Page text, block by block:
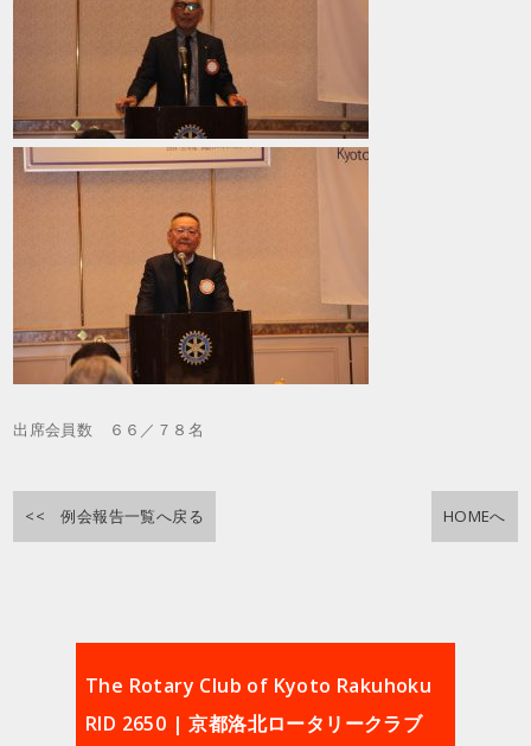
出席会員数 ６６／７８名
<< 例会報告一覧へ戻る HOMEへ
The Rotary Club of Kyoto Rakuhoku
RID 2650 | 京都洛北ロータリークラブ